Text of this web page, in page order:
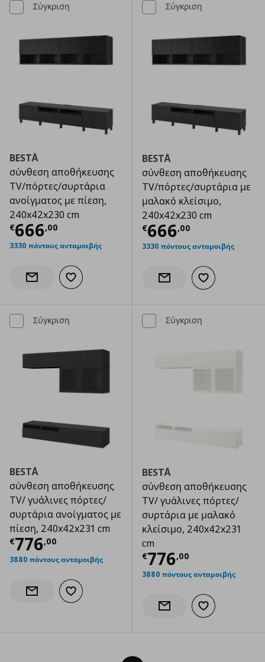
Σύγκριση
BESTÅ
σύνθεση αποθήκευσης
TV/πόρτες/συρτάρια
ανοίγματος με πίεση,
240x42x230 cm
€666,00
Τρέχουσα τιμή € 666,00
3330 πόντους ανταμοιβής
Ενημέρωση διαθεσιμότητας
Προσθήκη στα αγαπημένα
Σύγκριση
BESTÅ
σύνθεση αποθήκευσης
TV/πόρτες/συρτάρια με
μαλακό κλείσιμο,
240x42x230 cm
€666,00
Τρέχουσα
3330 πόντους ανταμοιβής
Ενημέρωση διαθεσιμότητας
Προσθήκη στα
Σύγκριση
BESTÅ
σύνθεση αποθήκευσης
TV/ γυάλινες πόρτες/
συρτάρια ανοίγματος με
πίεση, 240x42x231 cm
€776,00
Τρέχουσα τιμή € 776,00
3880 πόντους ανταμοιβής
Ενημέρωση διαθεσιμότητας
Προσθήκη στα αγαπημένα
Σύγκριση
BESTÅ
σύνθεση αποθήκευσης
TV/ γυάλινες πόρτες/
συρτάρια με μαλακό
κλείσιμο, 240x42x231
cm
€776,00
Τρέχουσα
3880 πόντους ανταμοιβής
Ενημέρωση διαθεσιμότητας
Προσθήκη στα